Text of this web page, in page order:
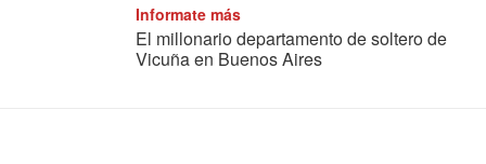
Informate más
El millonario departamento de soltero de
Vicuña en Buenos Aires